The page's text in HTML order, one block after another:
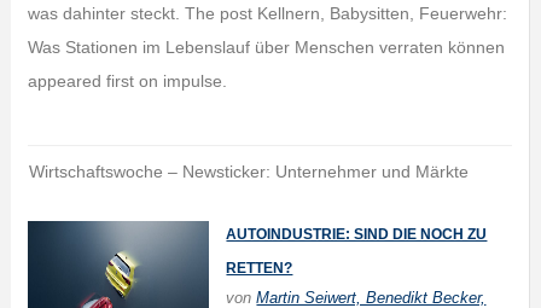
was dahinter steckt. The post Kellnern, Babysitten, Feuerwehr:
Was Stationen im Lebenslauf über Menschen verraten können
appeared first on impulse.
Wirtschaftswoche – Newsticker: Unternehmer und Märkte
AUTOINDUSTRIE: SIND DIE NOCH ZU
RETTEN?
vonMartin Seiwert, Benedikt Becker,